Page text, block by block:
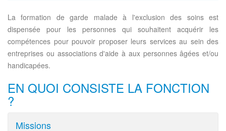
La formation de garde malade à l'exclusion des soins est
dispensée pour les personnes qui souhaitent acquérir les
compétences pour pouvoir proposer leurs services au sein des
entreprises ou associations d'aide à aux personnes âgées et/ou
handicapées.
EN QUOI CONSISTE LA FONCTION
?
Missions